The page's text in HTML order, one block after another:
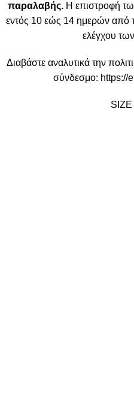
παραλαβής. Η επιστροφή
εντός 10 εώς 14 ημερών από
ελέγχου
Διαβάστε αναλυτικά την
σύνδεσμο: https://